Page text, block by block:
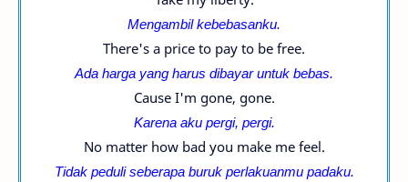
Mengambil kebebasanku.
There's a price to pay to be free.
Ada harga yang harus dibayar untuk bebas.
Cause I'm gone, gone.
Karena aku pergi, pergi.
No matter how bad you make me feel.
Tidak peduli seberapa buruk perlakuanmu padaku.